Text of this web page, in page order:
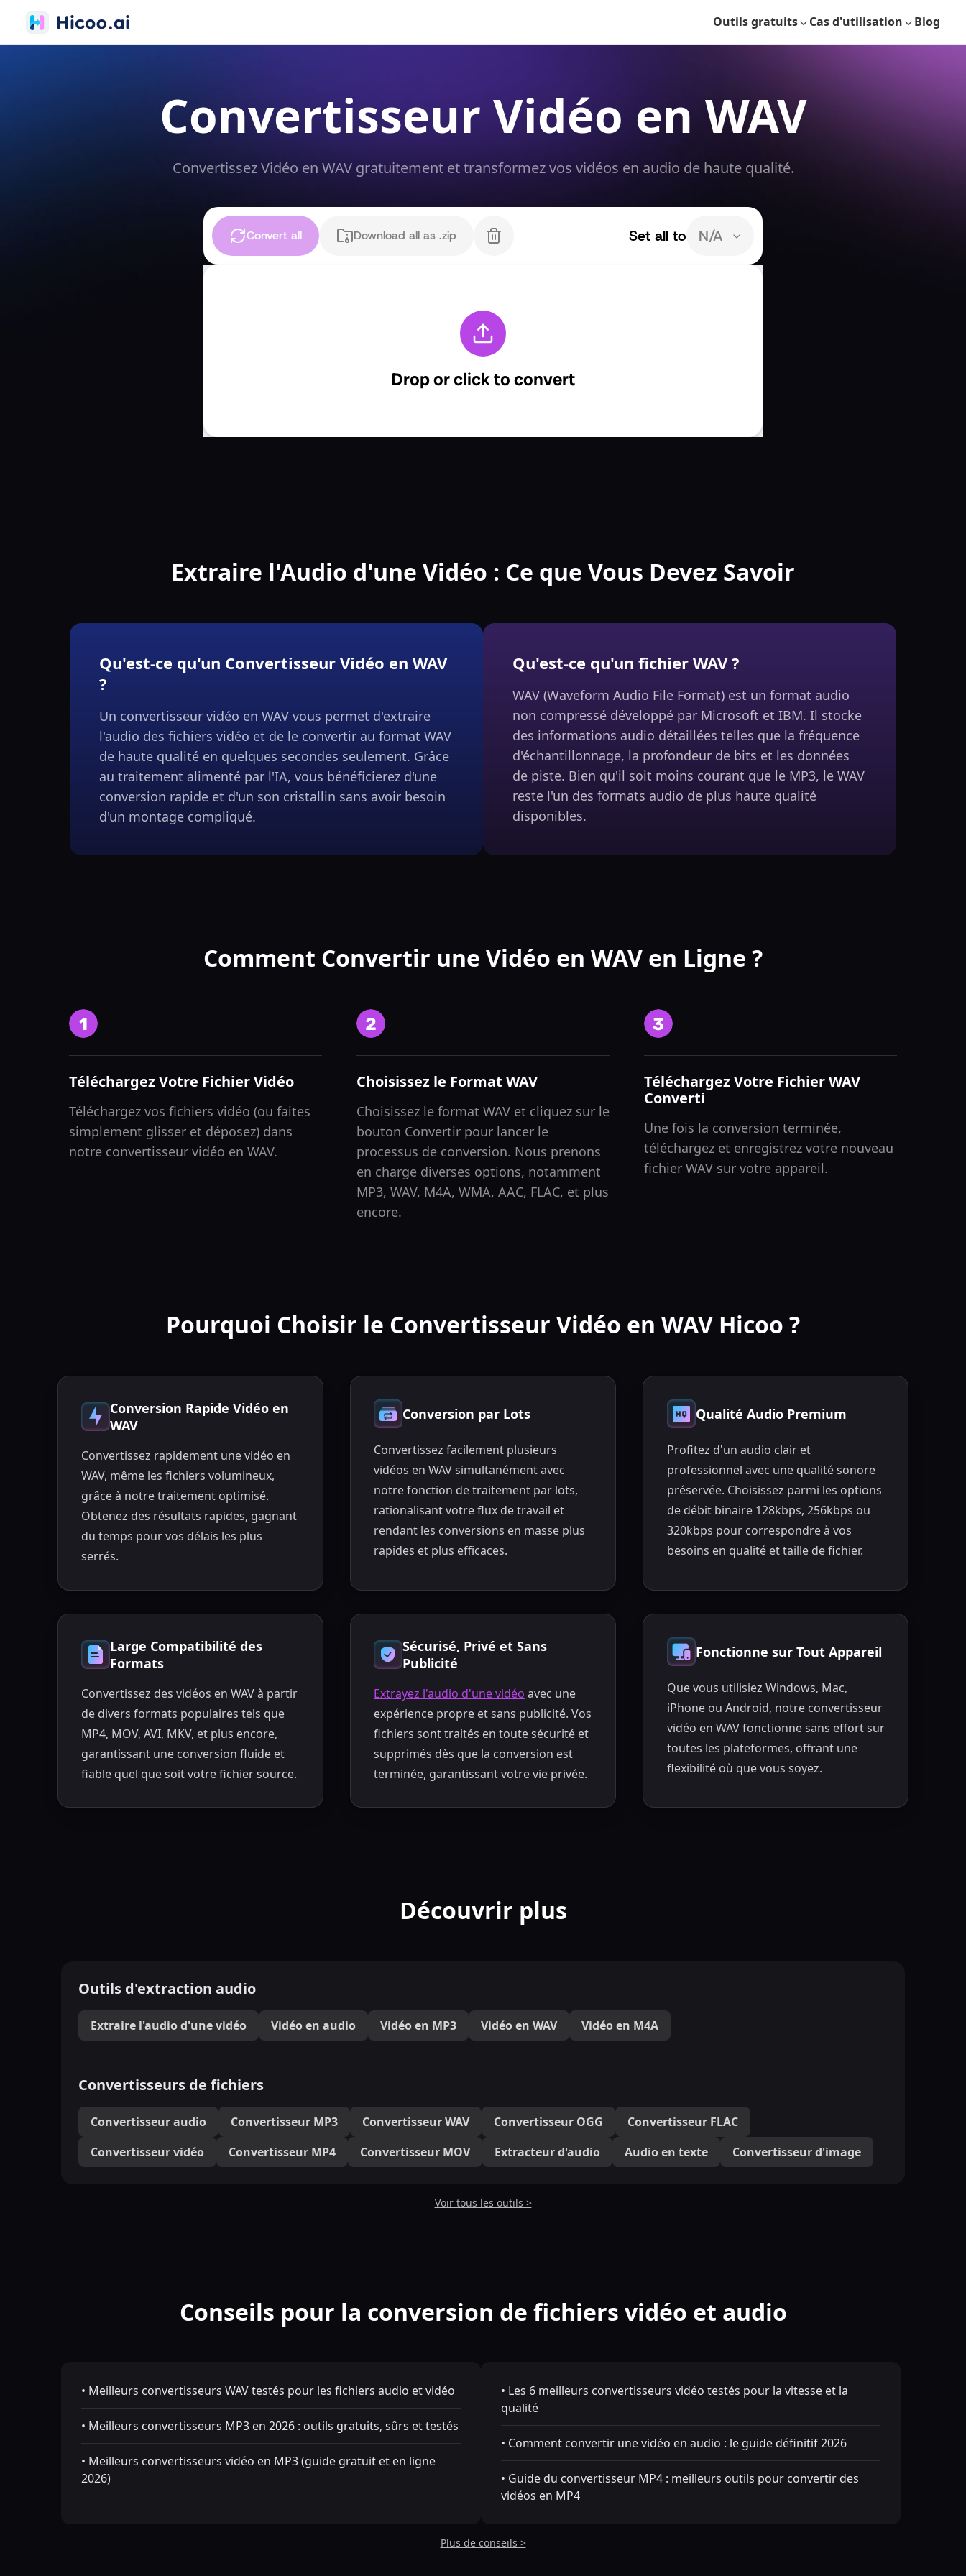
Outils gratuits Cas d'utilisation Blog
Convertisseur Vidéo en WAV
Convertissez Vidéo en WAV gratuitement et transformez vos vidéos en audio de haute qualité.
Extraire l'Audio d'une Vidéo : Ce que Vous Devez Savoir
Qu'est-ce qu'un Convertisseur Vidéo en WAV
?
Un convertisseur vidéo en WAV vous permet d'extraire
l'audio des fichiers vidéo et de le convertir au format WAV
de haute qualité en quelques secondes seulement. Grâce
au traitement alimenté par l'IA, vous bénéficierez d'une
conversion rapide et d'un son cristallin sans avoir besoin
d'un montage compliqué.
Qu'est-ce qu'un fichier WAV ?
WAV (Waveform Audio File Format) est un format audio
non compressé développé par Microsoft et IBM. Il stocke
des informations audio détaillées telles que la fréquence
d'échantillonnage, la profondeur de bits et les données
de piste. Bien qu'il soit moins courant que le MP3, le WAV
reste l'un des formats audio de plus haute qualité
disponibles.
Comment Convertir une Vidéo en WAV en Ligne ?
Téléchargez Votre Fichier Vidéo
Téléchargez vos fichiers vidéo (ou faites
simplement glisser et déposez) dans
notre convertisseur vidéo en WAV.
Choisissez le Format WAV
Choisissez le format WAV et cliquez sur le
bouton Convertir pour lancer le
processus de conversion. Nous prenons
en charge diverses options, notamment
MP3, WAV, M4A, WMA, AAC, FLAC, et plus
encore.
Téléchargez Votre Fichier WAV
Converti
Une fois la conversion terminée,
téléchargez et enregistrez votre nouveau
fichier WAV sur votre appareil.
Pourquoi Choisir le Convertisseur Vidéo en WAV Hicoo ?
Conversion Rapide Vidéo en
WAV
Convertissez rapidement une vidéo en
WAV, même les fichiers volumineux,
grâce à notre traitement optimisé.
Obtenez des résultats rapides, gagnant
du temps pour vos délais les plus
serrés.
Conversion par Lots
Convertissez facilement plusieurs
vidéos en WAV simultanément avec
notre fonction de traitement par lots,
rationalisant votre flux de travail et
rendant les conversions en masse plus
rapides et plus efficaces.
Qualité Audio Premium
Profitez d'un audio clair et
professionnel avec une qualité sonore
préservée. Choisissez parmi les options
de débit binaire 128kbps, 256kbps ou
320kbps pour correspondre à vos
besoins en qualité et taille de fichier.
Large Compatibilité des
Formats
Convertissez des vidéos en WAV à partir
de divers formats populaires tels que
MP4, MOV, AVI, MKV, et plus encore,
garantissant une conversion fluide et
fiable quel que soit votre fichier source.
Sécurisé, Privé et Sans
Publicité
Extrayez l'audio d'une vidéo avec une
expérience propre et sans publicité. Vos
fichiers sont traités en toute sécurité et
supprimés dès que la conversion est
terminée, garantissant votre vie privée.
Fonctionne sur Tout Appareil
Que vous utilisiez Windows, Mac,
iPhone ou Android, notre convertisseur
vidéo en WAV fonctionne sans effort sur
toutes les plateformes, offrant une
flexibilité où que vous soyez.
Découvrir plus
Outils d'extraction audio
Extraire l'audio d'une vidéo Vidéo en audio Vidéo en MP3 Vidéo en WAV Vidéo en M4A
Convertisseurs de fichiers
Convertisseur audio Convertisseur MP3 Convertisseur WAV Convertisseur OGG
Convertisseur FLAC
Convertisseur vidéo
Convertisseur MP4 Convertisseur MOV Extracteur d'audio Audio en texte Convertisseur d'image
Voir tous les outils >
Conseils pour la conversion de fichiers vidéo et audio
• Meilleurs convertisseurs WAV testés pour les fichiers audio et vidéo
• Meilleurs convertisseurs MP3 en 2026 : outils gratuits, sûrs et testés
• Meilleurs convertisseurs vidéo en MP3 (guide gratuit et en ligne
2026)
• Les 6 meilleurs convertisseurs vidéo testés pour la vitesse et la
qualité
• Comment convertir une vidéo en audio : le guide définitif 2026
• Guide du convertisseur MP4 : meilleurs outils pour convertir des
vidéos en MP4
Plus de conseils >